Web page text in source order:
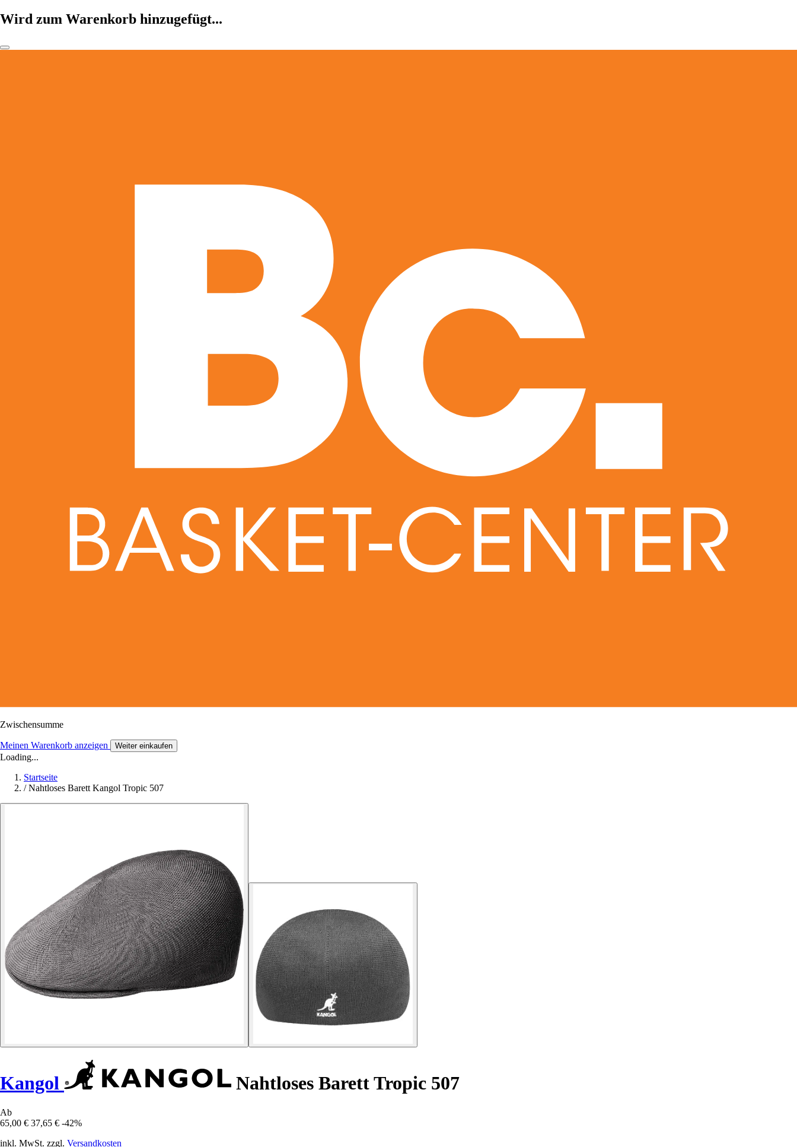
Wird zum Warenkorb hinzugefügt...
Zwischensumme
Meinen Warenkorb anzeigen Weiter einkaufen
Loading...
Startseite
/ Nahtloses Barett Kangol Tropic 507
Kangol Nahtloses Barett Tropic 507
Ab
65,00 € 37,65 € -42%
inkl. MwSt. zzgl. Versandkosten